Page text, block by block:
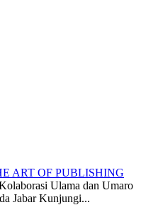
ART OF PUBLISHING
Ulama dan Umaro
Jabar Kunjungi...